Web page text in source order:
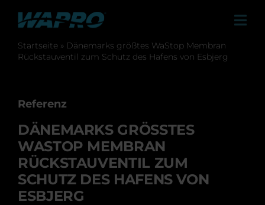
content
Produkte
Referenzen
Über uns und unsere Lebenseinstellung
Karriere
Startseite» Dänemarks größtes WaStop Membran
Rückstauventil zum Schutz des Hafens von Esbjerg
Referenz
DÄNEMARKS GRÖSSTES W
ASTOP MEMBRAN R
ÜCKSTAUVENTIL ZUM S
CHUTZ DES HAFENS VON E
SBJERG